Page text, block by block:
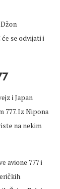
se odvijati i
i Japan
777. Iz Nipona
na nekim
avione 777 i